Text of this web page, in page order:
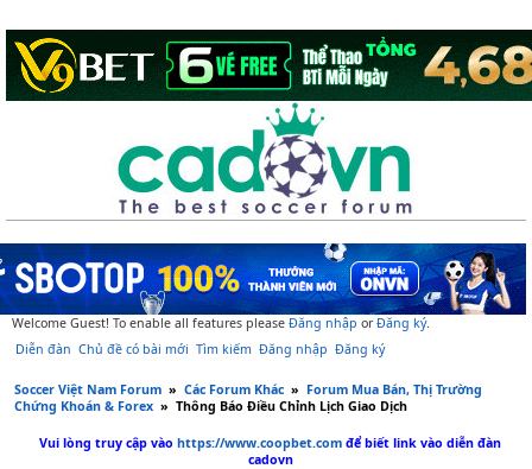
Welcome Guest! To enable all features please Đăng nhập orĐăng ký.
Diễn đàn Chủ đề có bài mới Tìm kiếm Đăng nhập Đăng ký
Soccer Việt Nam Forum » Các Forum Khác » Forum Mua Bán, Thị Trường
Chứng Khoán & Forex » Thông Báo Điều Chỉnh Lịch Giao Dịch
Vui lòng truy cập vàohttps://www.coopbet.comđể biết link vào diễn đàn
cadovn